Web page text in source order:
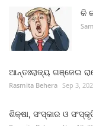
କି
ଆନ୍ତଃରାଜ୍ୟ ଗଞ୍ଜେଇ
Rasmita Behera Sep 3,
ଶିକ୍ଷା, ସଂସ୍କାର ଓ